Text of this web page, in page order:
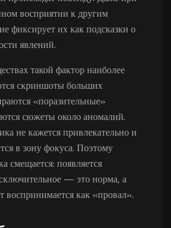
восприятии к другим
фиксирует их как подсказки о
явлений.
такой фактор наиболее
скриншоты больших
«поразительные»
сюжеты около аномалий.
не кажется привлекательно и
в зону фокуса. Поэтому
смещается: появляется
— это норма, а
воспринимается как «провал».